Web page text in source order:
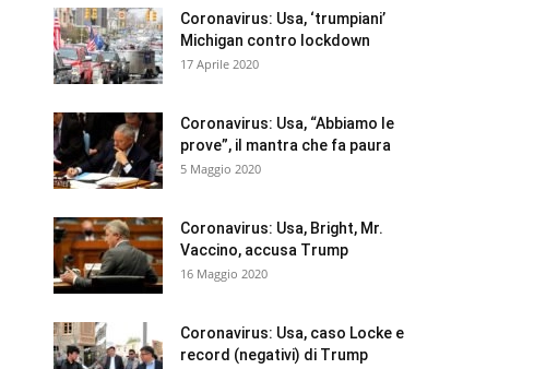
Coronavirus: Usa, ‘trumpiani’
Michigan contro lockdown
17 Aprile 2020
Coronavirus: Usa, “Abbiamo le
prove”, il mantra che fa paura
5 Maggio 2020
Coronavirus: Usa, Bright, Mr.
Vaccino, accusa Trump
16 Maggio 2020
Coronavirus: Usa, caso Locke e
record (negativi) di Trump